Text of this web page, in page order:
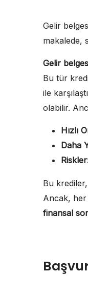
Gelir
makalede,
Gelir
Bu tür
ile
olabilir.
Hızlı
Daha
Bu
Ancak, her
finansal